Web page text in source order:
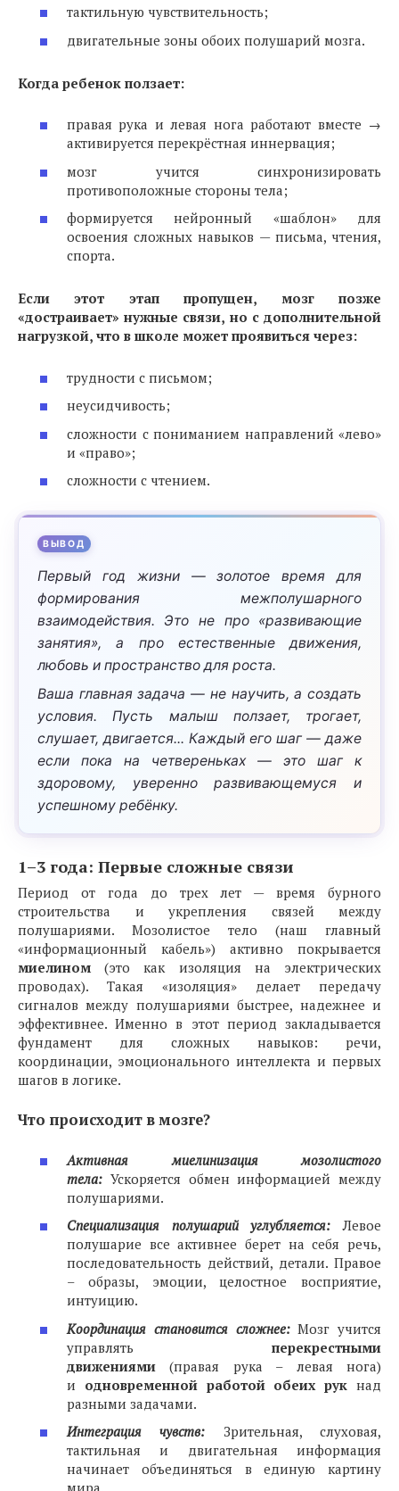
тактильную чувствительность;
двигательные зоны обоих полушарий мозга.
Когда ребенок ползает:
правая рука и левая нога работают вместе →
активируется перекрёстная иннервация;
мозг учится синхронизировать
противоположные стороны тела;
формируется нейронный «шаблон» для
освоения сложных навыков — письма, чтения,
спорта.
Если этот этап пропущен, мозг позже
«достраивает» нужные связи, но с дополнительной
нагрузкой, что в школе может проявиться через:
трудности с письмом;
неусидчивость;
сложности с пониманием направлений «лево»
и «право»;
сложности с чтением.
1–3 года: Первые сложные связи
Период от года до трех лет — время бурного
строительства и укрепления связей между
полушариями. Мозолистое тело (наш главный
«информационный кабель») активно покрывается
миелином (это как изоляция на электрических
проводах). Такая «изоляция» делает передачу
сигналов между полушариями быстрее, надежнее и
эффективнее. Именно в этот период закладывается
фундамент для сложных навыков: речи,
координации, эмоционального интеллекта и первых
шагов в логике.
Что происходит в мозге?
Активная миелинизация мозолистого
тела: Ускоряется обмен информацией между
полушариями.
Специализация полушарий углубляется: Левое
полушарие все активнее берет на себя речь,
последовательность действий, детали. Правое
– образы, эмоции, целостное восприятие,
интуицию.
Координация становится сложнее:Мозг учится
управлять перекрестными
движениями (правая рука – левая нога)
и одновременной работой обеих рук над
разными задачами.
Интеграция чувств:
Зрительная, слуховая,
тактильная и двигательная информация
начинает объединяться в единую картину